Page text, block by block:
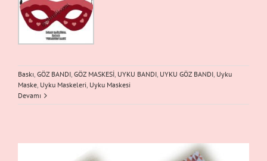
Baskı, GÖZ BANDI, GÖZ MASKESİ, UYKU BANDI, UYKU GÖZ BANDI, Uyku
Maske, Uyku Maskeleri, Uyku Maskesi
Devamı